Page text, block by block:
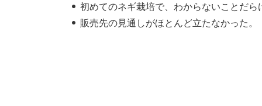
初めてのネギ栽培で、わからないことだら
販売先の見通しがほとんど立たなかった。